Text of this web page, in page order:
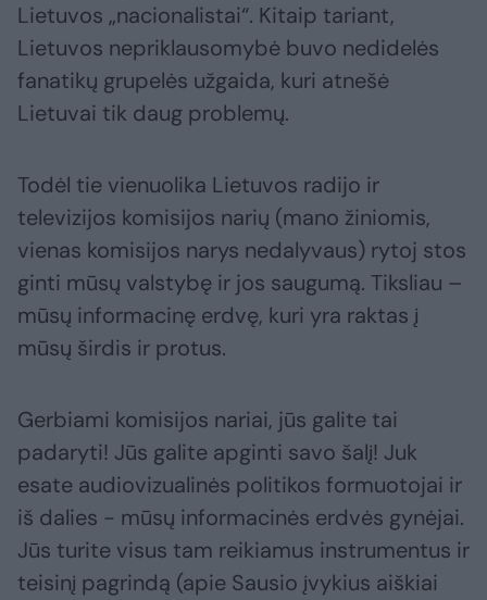
Lietuvos „nacionalistai“. Kitaip tariant,
Lietuvos nepriklausomybė buvo nedidelės
fanatikų grupelės užgaida, kuri atnešė
Lietuvai tik daug problemų.
Todėl tie vienuolika Lietuvos radijo ir
televizijos komisijos narių (mano žiniomis,
vienas komisijos narys nedalyvaus) rytoj stos
ginti mūsų valstybę ir jos saugumą. Tiksliau –
mūsų informacinę erdvę, kuri yra raktas į
mūsų širdis ir protus.
Gerbiami komisijos nariai, jūs galite tai
padaryti! Jūs galite apginti savo šalį! Juk
esate audiovizualinės politikos formuotojai ir
iš dalies - mūsų informacinės erdvės gynėjai.
Jūs turite visus tam reikiamus instrumentus ir
teisinį pagrindą (apie Sausio įvykius aiškiai